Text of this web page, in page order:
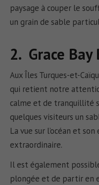
paysage à couper le
un grain de sable
2. Grace Bay
Aux Îles Turques-et-
qui retient notre
calme et de tranquillité
quelques visiteurs un
La vue sur l’océan et
extraordinaire.
Il est également
plongée et de partir en